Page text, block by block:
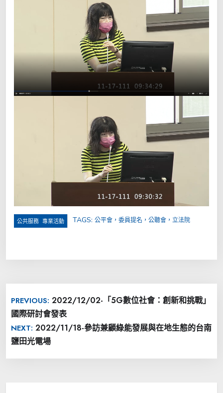
公共服務 專業活動 TAGS: 公平會，委員提名，公聽會，立法院
章
導
覽
PREVIOUS: 2022/12/02-「5G數位社會：創新和挑戰」
國際研討會發表
NEXT: 2022/11/18-參訪兼顧綠能發展與在地生態的台南
鹽田光電場